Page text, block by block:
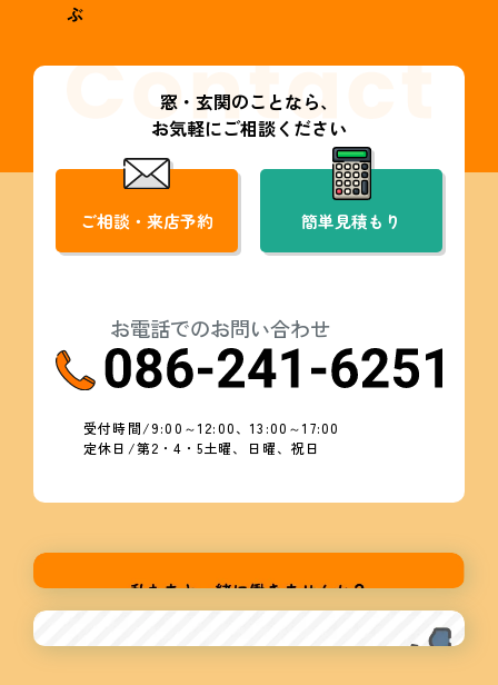
ぶ
窓・玄関のことなら、
お気軽にご相談ください
ご相談・来店予約 簡単見積もり
お電話でのお問い合わせ
受付時間/9:00～12:00、13:00～17:00
定休日/第2・4・5土曜、日曜、祝日